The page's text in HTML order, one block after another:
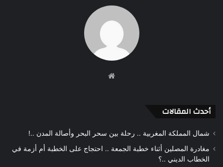
أحدث المقالات
شمال المملكة المغربية .. رحلة بين سحر البحر وأصالة المدن ..!
مغادرة المصلين أثناء خطبة الجمعة .. احتجاج على الخطبة أم أزمة في
الخطاب الديني ..؟